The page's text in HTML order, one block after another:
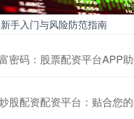
手入门与风险防范指南
密码：股票配资平台APP
股配资配资平台：贴合您